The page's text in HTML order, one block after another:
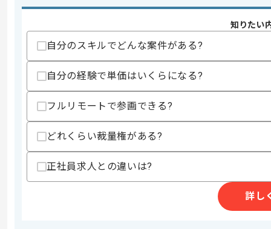
・ウォーターフォール型システム開発
・プロジェクトの意思決定やマネジメ
・英語を用いた実務経験(ビジネスレベ
歓迎スキル
・SAP導入の知見
スキルに不安がある方へ
その他募集要項
商談回数
2026/05/18
知りたい
自分のスキルでどんな案件がある?
自分の経験で単価はいくらになる?
フルリモートで参画できる?
どれくらい裁量権がある?
正社員求人との違いは?
詳し